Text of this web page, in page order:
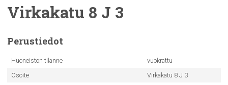
Virkakatu 8 J 3
Perustiedot
Huoneiston tilanne
vuokrattu
Osoite
Virkakatu 8 J 3